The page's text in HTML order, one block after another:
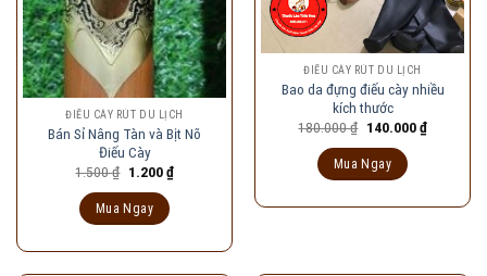
ĐIẾU CÀY RÚT DU LỊCH
Bán Sỉ Nâng Tàn và Bịt Nõ
Điếu Cày
1.500₫ Giá
1.500 ₫.
1.200₫Giá
hiện
Mua Ngay
ĐIẾU CÀY RÚT DU LỊCH
Bao da đựng điếu cày nhiều
kích thước
180.000₫ Giá
180.000 ₫.
140.000₫Giá
hiện
Mua Ngay